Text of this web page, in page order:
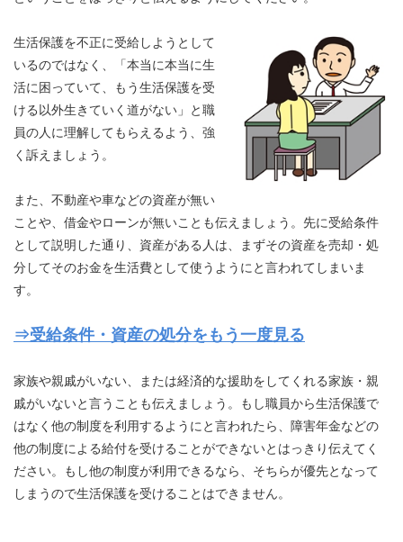
生活保護を不正に受給しようとして
いるのではなく、「本当に本当に生
活に困っていて、もう生活保護を受
ける以外生きていく道がない」と職
員の人に理解してもらえるよう、強
く訴えましょう。
また、不動産や車などの資産が無い
ことや、借金やローンが無いことも伝えましょう。先に受給条件
として説明した通り、資産がある人は、まずその資産を売却・処
分してそのお金を生活費として使うようにと言われてしまいま
す。
⇒受給条件・資産の処分をもう一度見る
家族や親戚がいない、または経済的な援助をしてくれる家族・親
戚がいないと言うことも伝えましょう。もし職員から生活保護で
はなく他の制度を利用するようにと言われたら、障害年金などの
他の制度による給付を受けることができないとはっきり伝えてく
ださい。もし他の制度が利用できるなら、そちらが優先となって
しまうので生活保護を受けることはできません。